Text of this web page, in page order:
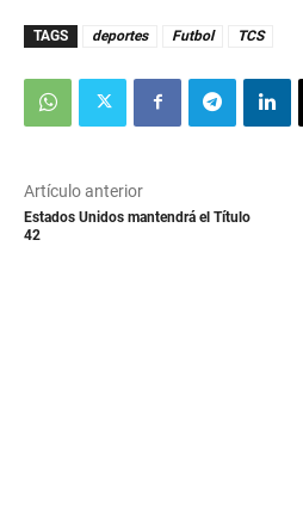
TAGS deportes Futbol TCS
Artículo anterior
Estados Unidos mantendrá el Título
42